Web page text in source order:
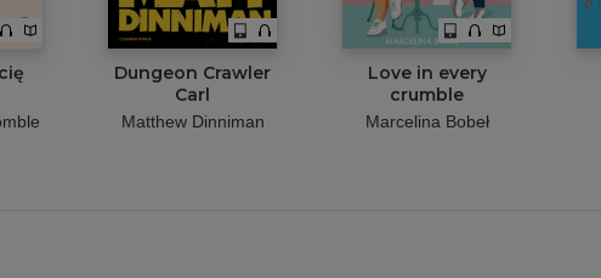
Dungeon Crawler
Carl
Matthew Dinniman
Love in every
crumble
Marcelina Bobeł